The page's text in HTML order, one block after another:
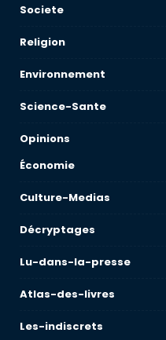
Societe
Religion
Environnement
Science-Sante
Opinions
Économie
Culture-Medias
Décryptages
Lu-dans-la-presse
Atlas-des-livres
Les-indiscrets